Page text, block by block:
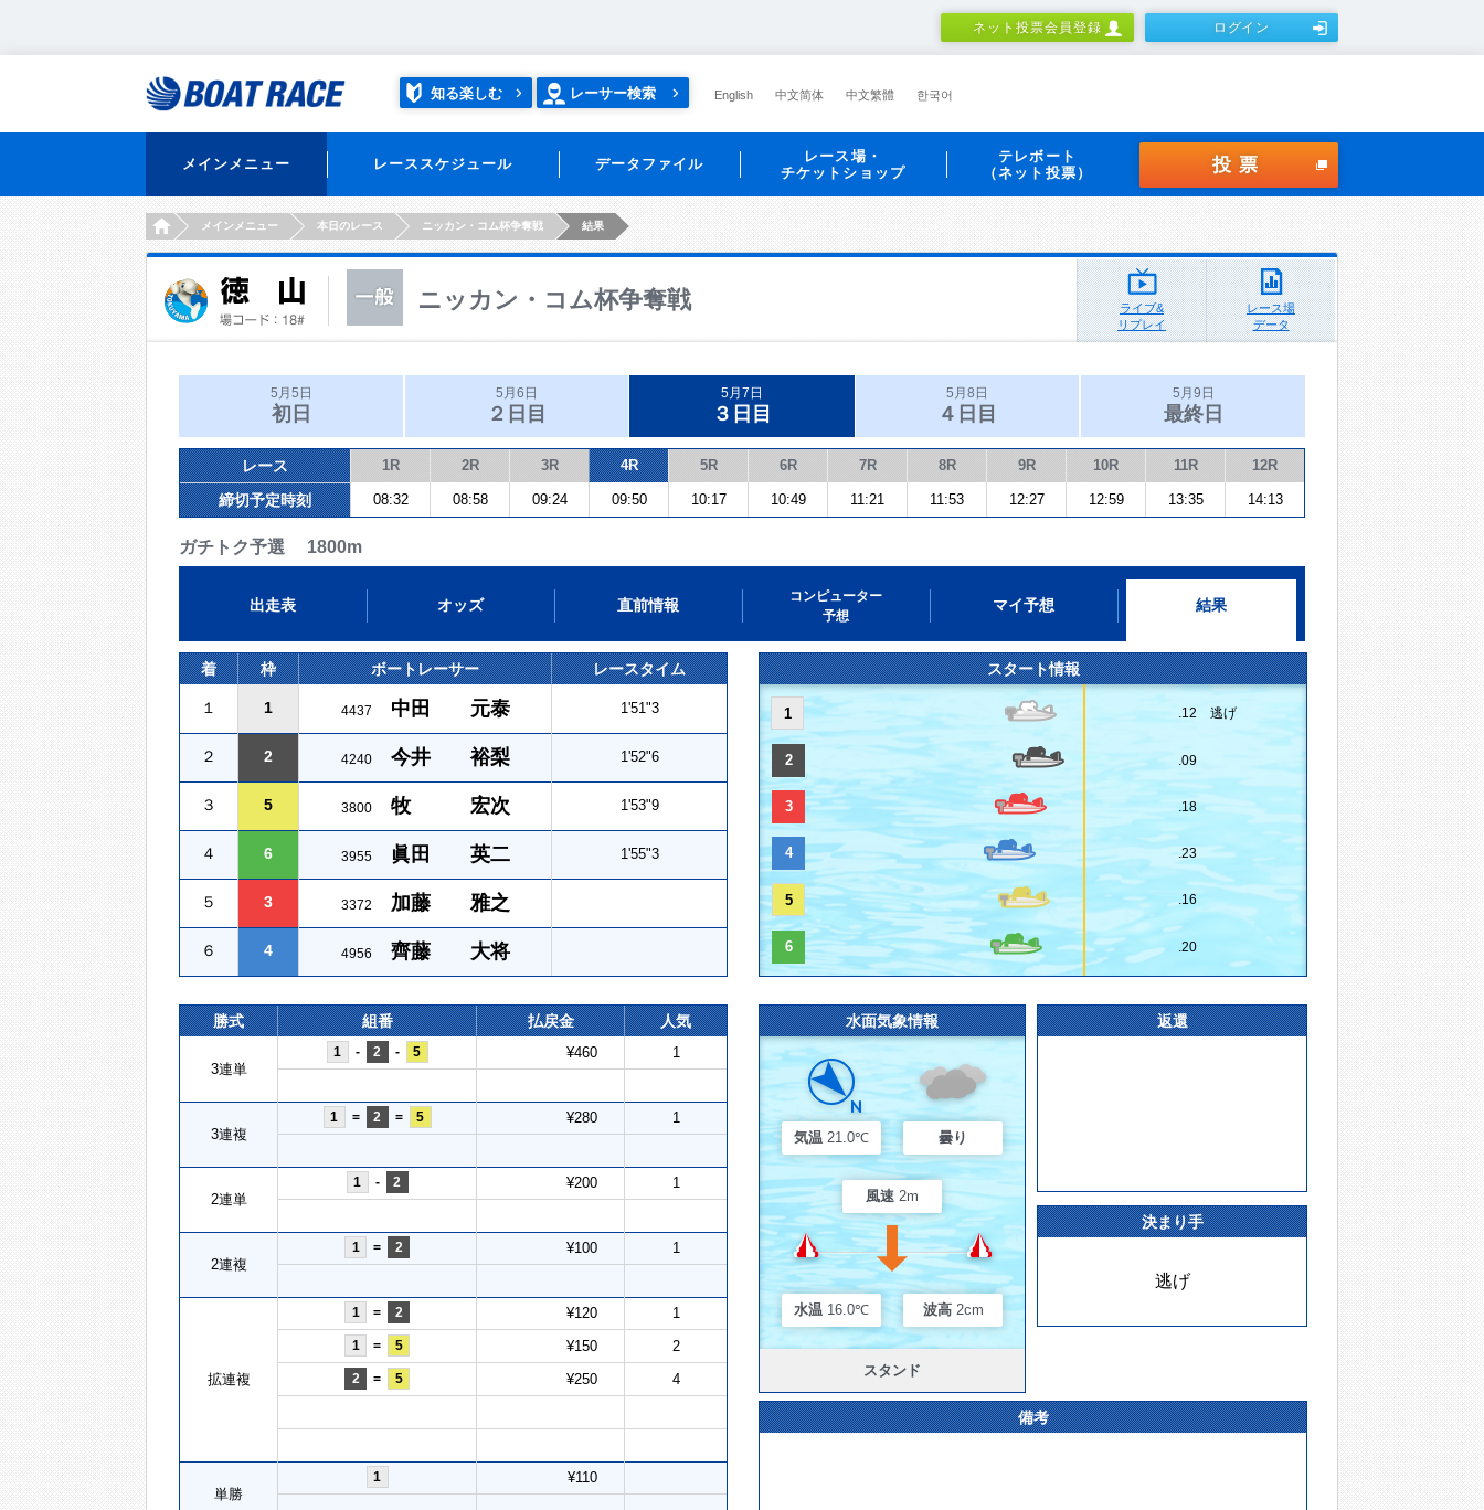
ネット投票会員登録 ログイン
知る楽しむ レーサー検索 English 中文简体 中文繁體 한국어
メインメニュー レーススケジュール データファイル
レース場・
チケットショップ
テレボート
（ネット投票）
投票
HOMEメインメニュー 本日のレース ニッカン・コム杯争奪戦 結果
ニッカン・コム杯争奪戦
ライブ&
リプレイ
レース場
データ
5月5日
初日
5月6日
２日目
5月7日
３日目
5月8日
４日目
5月9日
最終日
レース 1R 2R 3R 4R 5R 6R 7R 8R 9R 10R 11R 12R
締切予定時刻 08:32 08:58 09:24 09:50 10:17 10:49 11:21 11:53 12:27 12:59 13:35 14:13
ガチトク予選 1800m
出走表 オッズ 直前情報
コンピューター
予想
マイ予想 結果
着 枠 ボートレーサー レースタイム
１ 1 4437 中田 元泰 1'51"3
２ 2 4240 今井 裕梨 1'52"6
３ 5 3800 牧 宏次 1'53"9
４ 6 3955 眞田 英二 1'55"3
５ 3 3372 加藤 雅之
６ 4 4956 齊藤 大将
スタート情報
1 .12 逃げ
2 .09
3 .18
4 .23
5 .16
6 .20
勝式 組番 払戻金 人気
3連単
1 - 2 - 5 ¥460 1
3連複
1 = 2 = 5 ¥280 1
2連単
1 - 2 ¥200 1
2連複
1 = 2 ¥100 1
拡連複
1 = 2 ¥120 1
1 = 5 ¥150 2
2 = 5 ¥250 4
単勝
1 ¥110
水面気象情報
気温 21.0℃ 曇り
風速 2m
水温 16.0℃ 波高 2cm
スタンド
返還
決まり手
逃げ
備考